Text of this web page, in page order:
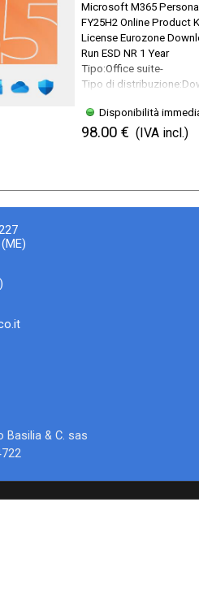
Microsoft M365
FY25H2 Online Product
License Eurozone
Run ESD NR 1 Year
Tipo:Office suite-
Tipo di
Disponibilità
98.00 € (IVA incl.)
& C. sas